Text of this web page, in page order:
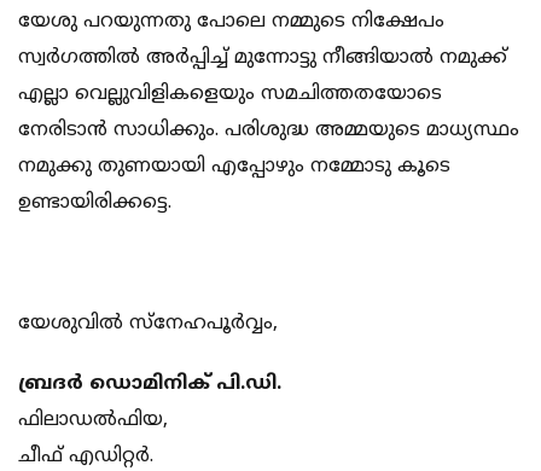
യേശു പറയുന്നതു പോലെ നമ്മുടെ നിക്ഷേപം
സ്വര്‍ഗത്തില്‍ അര്‍പ്പിച്ച് മുന്നോട്ടു നീങ്ങിയാല്‍ നമുക്ക്
എല്ലാ വെല്ലുവിളികളെയും സമചിത്തതയോടെ
നേരിടാന്‍ സാധിക്കും. പരിശുദ്ധ അമ്മയുടെ മാധ്യസ്ഥം
നമുക്കു തുണയായി എപ്പോഴും നമ്മോടു കൂടെ
ഉണ്ടായിരിക്കട്ടെ.
യേശുവില്‍ സ്നേഹപൂര്‍വ്വം,
ബ്രദര്‍ ഡൊമിനിക് പി.ഡി.
ഫിലാഡല്‍ഫിയ,
ചീഫ് എഡിറ്റര്‍.